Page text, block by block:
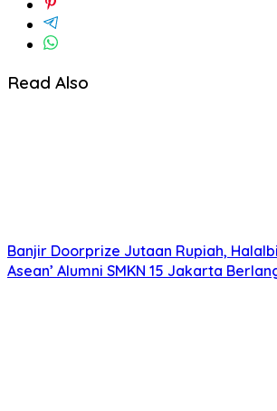
Read Also
Banjir Doorprize Jutaan Rupiah,
Asean’ Alumni SMKN 15 Jakarta